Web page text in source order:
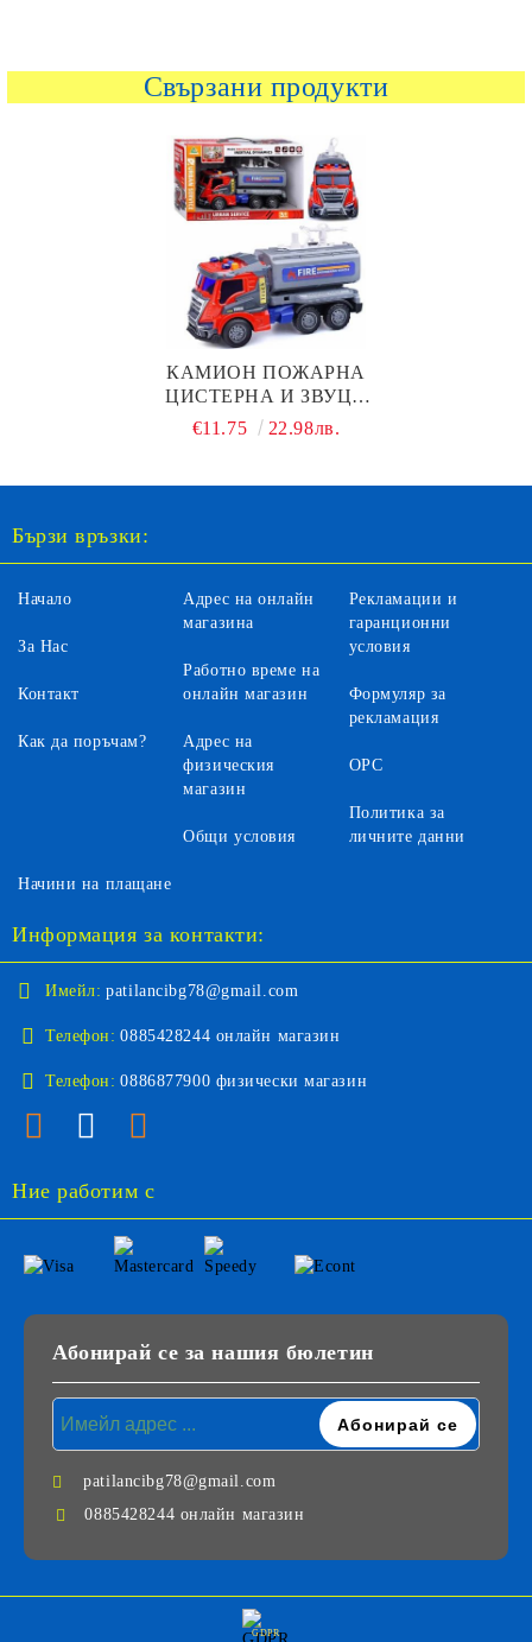
Свързани продукти
КАМИОН ПОЖАРНА
ЦИСТЕРНА И ЗВУЦИ
2103
€11.75 22.98лв.
Бързи връзки:
Начало
За Нас
Контакт
Как да поръчам?
Адрес на онлайн
магазина
Работно време на
онлайн магазин
Адрес на
физическия
магазин
Общи условия
Рекламации и
гаранционни
условия
Формуляр за
рекламация
ОРС
Политика за
личните данни
Начини на плащане
Информация за контакти:
Имейл: patilancibg78@gmail.com
Телефон: 0885428244 онлайн магазин
Телефон: 0886877900 физически магазин
Ние работим с
Абонирай се за нашия бюлетин
patilancibg78@gmail.com
0885428244 онлайн магазин
GDPR